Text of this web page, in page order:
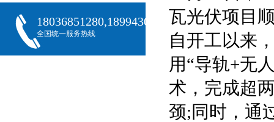
18036851280,18994301288,18068407382
全国统一服务热线
瓦光伏项目
自开工以来
用“导轨+无
术，完成超
颈;同时，通